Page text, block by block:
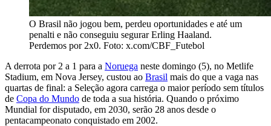
O Brasil não jogou bem, perdeu oportunidades e até um
penalti e não conseguiu segurar Erling Haaland.
Perdemos por 2x0. Foto: x.com/CBF_Futebol
A derrota por 2 a 1 para a Noruega neste domingo (5), no Metlife
Stadium, em Nova Jersey, custou ao Brasil mais do que a vaga nas
quartas de final: a Seleção agora carrega o maior período sem títulos
de Copa do Mundo de toda a sua história. Quando o próximo
Mundial for disputado, em 2030, serão 28 anos desde o
pentacampeonato conquistado em 2002.